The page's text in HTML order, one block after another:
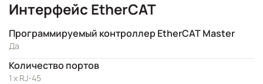
Интерфейс EtherCAT
Программируемый контроллер EtherCAT Master
Да
Количество портов
1 x RJ-45